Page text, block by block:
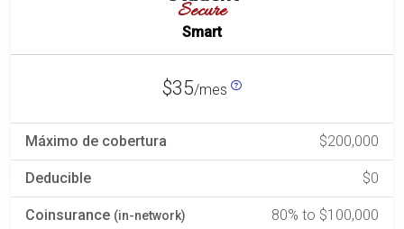
Secure
Smart
$35/mes
Máximo de cobertura $200,000
Deducible $0
Coinsurance (in-network) 80% to $100,000